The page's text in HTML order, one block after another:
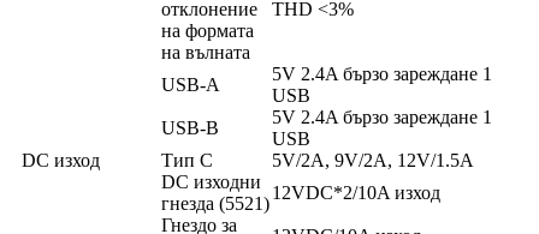
отклонение
на формата
на вълната
THD <3%
DC изход
USB-A
5V 2.4A бързо зареждане 1
USB
USB-B
5V 2.4A бързо зареждане 1
USB
Тип C
5V/2A, 9V/2A, 12V/1.5A
DC изходни
гнезда (5521)
12VDC*2/10A изход
Гнездо за